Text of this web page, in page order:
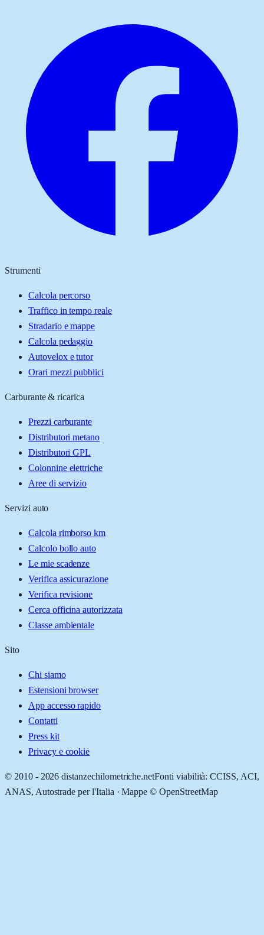
Strumenti
Calcola percorso
Traffico in tempo reale
Stradario e mappe
Calcola pedaggio
Autovelox e tutor
Orari mezzi pubblici
Carburante & ricarica
Prezzi carburante
Distributori metano
Distributori GPL
Colonnine elettriche
Aree di servizio
Servizi auto
Calcola rimborso km
Calcolo bollo auto
Le mie scadenze
Verifica assicurazione
Verifica revisione
Cerca officina autorizzata
Classe ambientale
Sito
Chi siamo
Estensioni browser
App accesso rapido
Contatti
Press kit
Privacy e cookie
© 2010 - 2026 distanzechilometriche.netFonti viabilità: CCISS, ACI,
ANAS, Autostrade per l'Italia · Mappe © OpenStreetMap